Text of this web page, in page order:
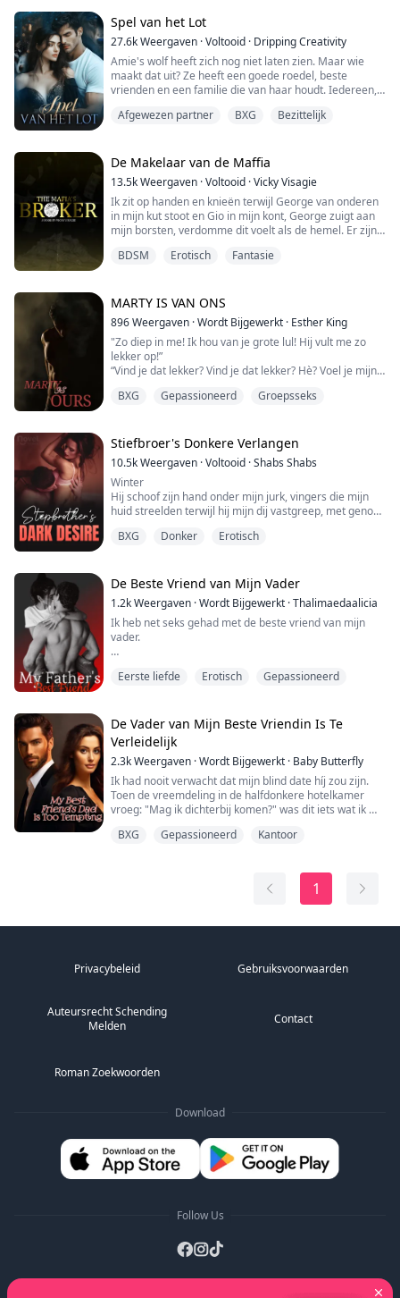
Haar maagdelijkheid online verkopen is een zekere
manier om ervoor te zorgen dat De Grizzly de...
Spel van het Lot
27.6kWeergaven ·Voltooid · Dripping Creativity
Amie's wolf heeft zich nog niet laten zien. Maar wie
maakt dat uit? Ze heeft een goede roedel, beste
vrienden en een familie die van haar houdt. Iedereen,
is. Totdat ze haar partner vindt en hij haar afwijst. Met
Wanneer Finlay haar vindt...
Afgewezen partner BXG Bezittelijk
De Makelaar van de Maffia
13.5kWeergaven ·Voltooid ·Vicky Visagie
Ik zit op handen en knieën terwijl George van onderen
in mijn kut stoot en Gio in mijn kont, George zuigt aan
mijn borsten, verdomme dit voelt als de hemel. Er zijn
kanten van me. Ze nemen om de beurt hun beurt om
neuken van mijn mond, hij gaat helem...
BDSM Erotisch Fantasie
MARTY IS VAN ONS
896Weergaven ·Wordt Bijgewerkt · Esther King
"Zo diep in me! Ik hou van je grote lul! Hij vult me zo
lekker op!”
“Vind je dat lekker? Vind je dat lekker? Hè? Voel je mijn
“Zo goed! Zo goed! Je laat me zo hard klaarkomen!”
hoogtepunten waar ik weinig eer voor kan opeisen. Ik
lag daar gewoon en liet haar me gebruiken als een...
BXG Gepassioneerd Groepsseks
Stiefbroer's Donkere Verlangen
10.5kWeergaven ·Voltooid ·Shabs Shabs
Winter
Hij schoof zijn hand onder mijn jurk, vingers die mijn
huid streelden terwijl hij mijn dij vastgreep, met genoeg
dominantie voelde. Langzaam, doelbewust, bewoog hij
kwetsbaar onder zijn aanraking. Met een beslissende
ruk scheurde hij het we...
BXG Donker Erotisch
De Beste Vriend van Mijn Vader
1.2kWeergaven ·Wordt Bijgewerkt ·Thalimaedaalicia
Ik heb net seks gehad met de beste vriend van mijn
vader.
vinger in me voelde glijden.
eraan zuigt zonder ons oogcontact te verbreken.
Dat is zeker het visioen van het paradijs.
Zo sexy.
"Verdomme," mompelt hij terwijl hij me hard streelt.
Met één hand draait hij me op mijn rug en...
Eerste liefde Erotisch Gepassioneerd
De Vader van Mijn Beste Vriendin Is Te
Verleidelijk
2.3kWeergaven ·Wordt Bijgewerkt · Baby Butterfly
Ik had nooit verwacht dat mijn blind date híj zou zijn.
Toen de vreemdeling in de halfdonkere hotelkamer
vroeg: "Mag ik dichterbij komen?" was dit iets wat ik me
vriend.
rug liepen. Ik kreunde zachtjes en tegelijkertijd
BXG Gepassioneerd Kantoor
1
Privacybeleid Gebruiksvoorwaarden
Auteursrecht Schending
Melden
Contact
Roman Zoekwoorden
Download
Follow Us